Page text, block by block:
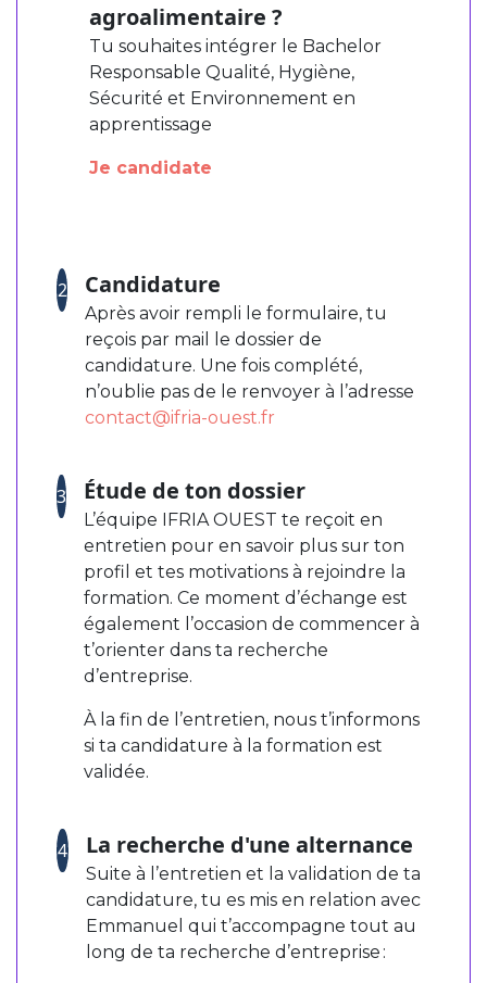
agroalimentaire ?
Tu souhaites intégrer le Bachelor
Responsable Qualité, Hygiène,
Sécurité et Environnement en
apprentissage
Je candidate
2 Candidature
Après avoir rempli le formulaire, tu
reçois par mail le dossier de
candidature. Une fois complété,
n’oublie pas de le renvoyer à l’adresse
contact@ifria-ouest.fr
3 Étude de ton dossier
L’équipe IFRIA OUEST te reçoit en
entretien pour en savoir plus sur ton
profil et tes motivations à rejoindre la
formation. Ce moment d’échange est
également l’occasion de commencer à
t’orienter dans ta recherche
d’entreprise.
À la fin de l’entretien, nous t’informons
si ta candidature à la formation est
validée.
4 La recherche d'une alternance
Suite à l’entretien et la validation de ta
candidature, tu es mis en relation avec
Emmanuel qui t’accompagne tout au
long de ta recherche d’entreprise :